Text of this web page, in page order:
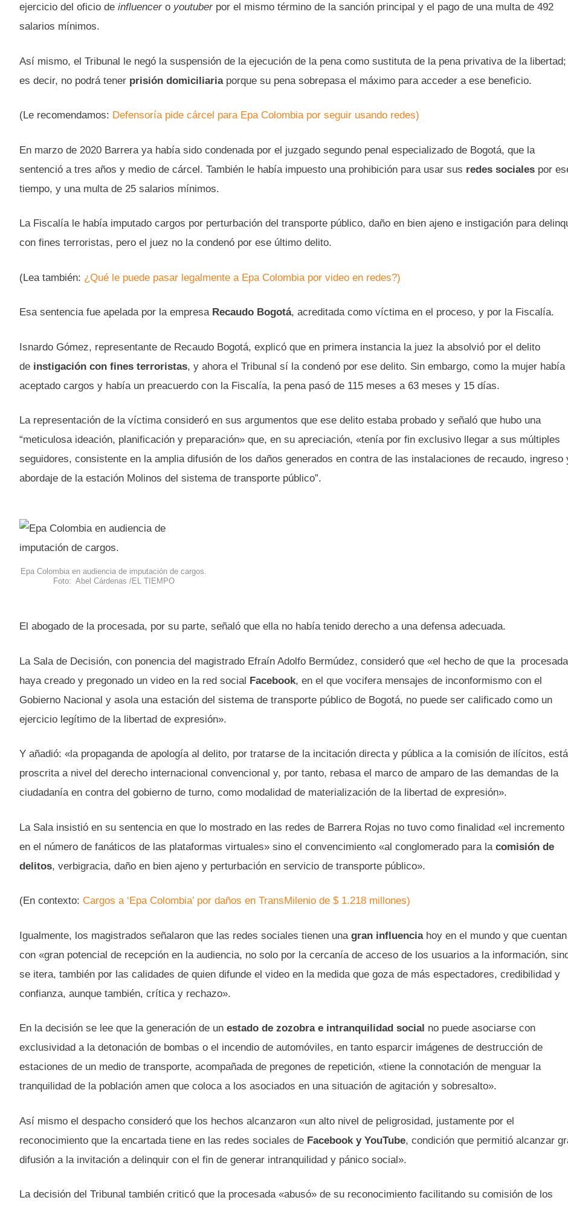
ejercicio del oficio de influencer o youtuberpor el mismo término de la sanción principal y el pago de una multa de 492
salarios mínimos.
Así mismo, el Tribunal le negó la suspensión de la ejecución de la pena como sustituta de la pena privativa de la libertad;
es decir, no podrá tener prisión domiciliariaporque su pena sobrepasa el máximo para acceder a ese beneficio.
(Le recomendamos: Defensoría pide cárcel para Epa Colombia por seguir usando redes)
En marzo de 2020 Barrera ya había sido condenada por el juzgado segundo penal especializado de Bogotá, que la
sentenció a tres años y medio de cárcel. También le había impuesto una prohibición para usar sus redes sociales por
tiempo, y una multa de 25 salarios mínimos.
La Fiscalía le había imputado cargos por perturbación del transporte público, daño en bien ajeno e instigación para
con fines terroristas, pero el juez no la condenó por ese último delito.
(Lea también: ¿Qué le puede pasar legalmente a Epa Colombia por video en redes?)
Esa sentencia fue apelada por la empresa Recaudo Bogotá, acreditada como víctima en el proceso, y por la Fiscalía.
Isnardo Gómez, representante de Recaudo Bogotá, explicó que en primera instancia la juez la absolvió por el delito
de instigación con fines terroristas, y ahora el Tribunal sí la condenó por ese delito. Sin embargo, como la mujer había
aceptado cargos y había un preacuerdo con la Fiscalía, la pena pasó de 115 meses a 63 meses y 15 días.
La representación de la víctima consideró en sus argumentos que ese delito estaba probado y señaló que hubo una
“meticulosa ideación, planificación y preparación» que, en su apreciación, «tenía por fin exclusivo llegar a sus múltiples
seguidores, consistente en la amplia difusión de los daños generados en contra de las instalaciones de recaudo, ingreso
abordaje de la estación Molinos del sistema de transporte público”.
Epa Colombia en audiencia de imputación de cargos.
Foto: Abel Cárdenas /EL TIEMPO
El abogado de la procesada, por su parte, señaló que ella no había tenido derecho a una defensa adecuada.
La Sala de Decisión, con ponencia del magistrado Efraín Adolfo Bermúdez, consideró que «el hecho de que la procesada
haya creado y pregonado un video en la red social Facebook, en el que vocifera mensajes de inconformismo con el
Gobierno Nacional y asola una estación del sistema de transporte público de Bogotá, no puede ser calificado como un
ejercicio legítimo de la libertad de expresión».
Y añadió: «la propaganda de apología al delito, por tratarse de la incitación directa y pública a la comisión de ilícitos, está
proscrita a nivel del derecho internacional convencional y, por tanto, rebasa el marco de amparo de las demandas de la
ciudadanía en contra del gobierno de turno, como modalidad de materialización de la libertad de expresión».
La Sala insistió en su sentencia en que lo mostrado en las redes de Barrera Rojas no tuvo como finalidad «el incremento
en el número de fanáticos de las plataformas virtuales» sino el convencimiento «al conglomerado para la comisión de
delitos, verbigracia, daño en bien ajeno y perturbación en servicio de transporte público».
(En contexto: Cargos a ‘Epa Colombia’ por daños en TransMilenio de $ 1.218 millones)
Igualmente, los magistrados señalaron que las redes sociales tienen una gran influencia hoy en el mundo y que cuentan
con «gran potencial de recepción en la audiencia, no solo por la cercanía de acceso de los usuarios a la información,
se itera, también por las calidades de quien difunde el video en la medida que goza de más espectadores, credibilidad y
confianza, aunque también, crítica y rechazo».
En la decisión se lee que la generación de un estado de zozobra e intranquilidad social no puede asociarse con
exclusividad a la detonación de bombas o el incendio de automóviles, en tanto esparcir imágenes de destrucción de
estaciones de un medio de transporte, acompañada de pregones de repetición, «tiene la connotación de menguar la
tranquilidad de la población amen que coloca a los asociados en una situación de agitación y sobresalto».
Así mismo el despacho consideró que los hechos alcanzaron «un alto nivel de peligrosidad, justamente por el
reconocimiento que la encartada tiene en las redes sociales de Facebook y YouTube, condición que permitió alcanzar
difusión a la invitación a delinquir con el fin de generar intranquilidad y pánico social».
La decisión del Tribunal también criticó que la procesada «abusó» de su reconocimiento facilitando su comisión de los